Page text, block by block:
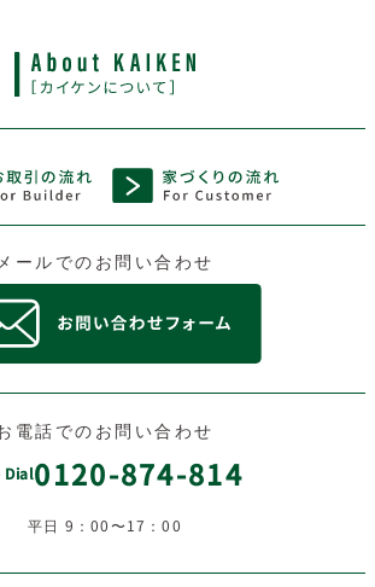
メールでのお問い合わせ
電話でのお問い合わせ
Dial0120-874-814
平日 9：00〜17：00